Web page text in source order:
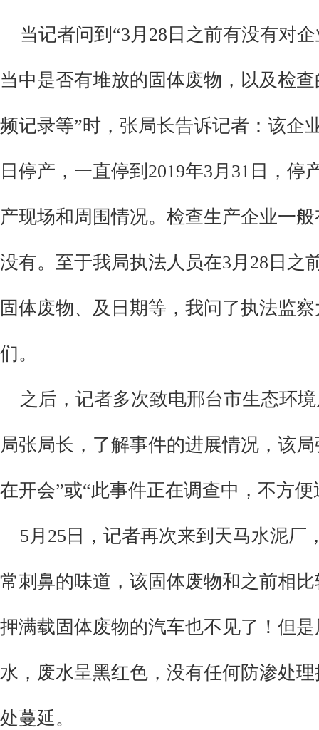
当记者问到 “3月28日之前有没有对
当中是否有堆放的固体废物，以及检
频记录等”时，张局长告诉记者： 该企
日停产，一直停到2019年3月31日，停
产现场和周围情况。检查生产企业一
没有。至于我局执法人员在3月28日之
固体废物、及日期等，我问了执法监
们。
之后，记者多次致电邢台市生态环
局张局长，了解事件的进展情况，该
在开会”或“此事件正在调查中，不方
5月25日，记者再次来到天马水泥厂
常刺鼻的味道，该固体废物和之前相
押满载固体废物的汽车也不见了！但
水，废水呈黑红色，没有任何防渗处
处蔓延。